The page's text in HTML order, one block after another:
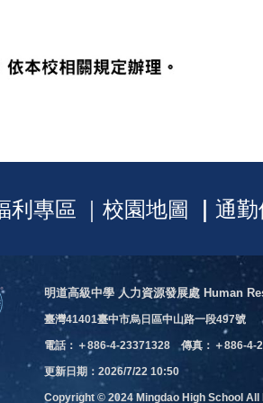
利專區 ｜ 校園地圖 ｜ 通
明道高級中學 人力資源發展處 Human
臺灣41401臺中市烏日區中山路一段497號
電話：＋886-4-23371328 傳真：＋886-4-
更新日期：2026/7/22 10:50
Copyright © 2024 Mingdao High School All